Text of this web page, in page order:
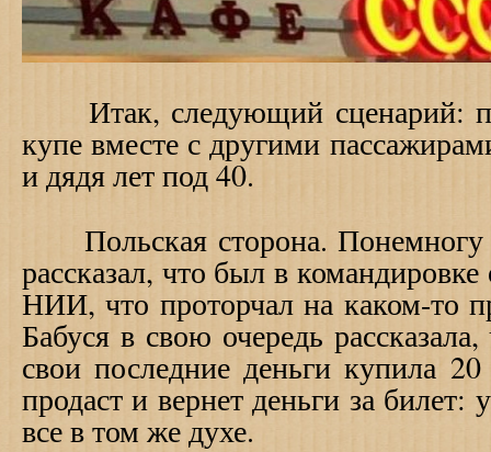
Итак, следующий сценарий:
купе вместе с другими
и дядя лет под 40.
Польская сторона. Понемногу
рассказал, что был в командировке
НИИ, что проторчал на каком-то
Бабуся в свою очередь
свои последние деньги купила
продаст и вернет деньги за
все в том же духе.